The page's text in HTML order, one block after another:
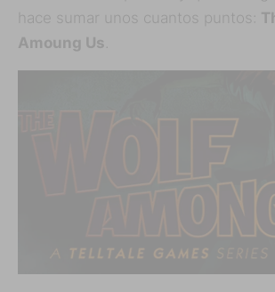
hace sumar unos cuantos puntos:
Amoung Us